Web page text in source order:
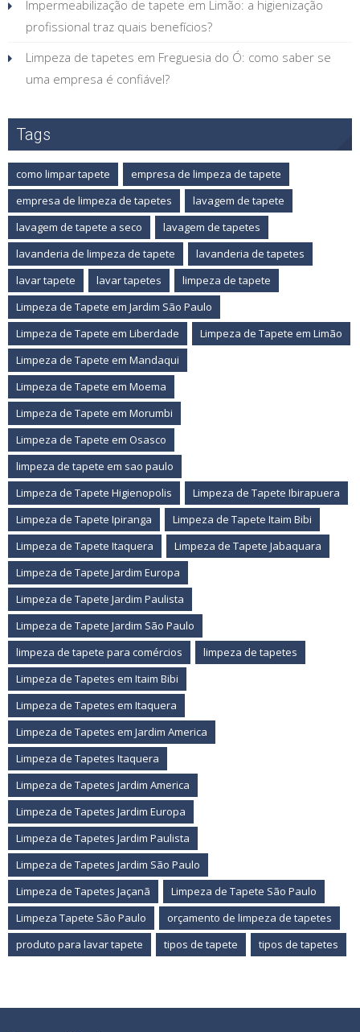
Impermeabilização de tapete em Limão: a higienização
profissional traz quais benefícios?
Limpeza de tapetes em Freguesia do Ó: como saber se
uma empresa é confiável?
Tags
como limpar tapete
empresa de limpeza de tapete
empresa de limpeza de tapetes
lavagem de tapete
lavagem de tapete a seco
lavagem de tapetes
lavanderia de limpeza de tapete
lavanderia de tapetes
lavar tapete
lavar tapetes
limpeza de tapete
Limpeza de Tapete em Jardim São Paulo
Limpeza de Tapete em Liberdade
Limpeza de Tapete em Limão
Limpeza de Tapete em Mandaqui
Limpeza de Tapete em Moema
Limpeza de Tapete em Morumbi
Limpeza de Tapete em Osasco
limpeza de tapete em sao paulo
Limpeza de Tapete Higienopolis
Limpeza de Tapete Ibirapuera
Limpeza de Tapete Ipiranga
Limpeza de Tapete Itaim Bibi
Limpeza de Tapete Itaquera
Limpeza de Tapete Jabaquara
Limpeza de Tapete Jardim Europa
Limpeza de Tapete Jardim Paulista
Limpeza de Tapete Jardim São Paulo
limpeza de tapete para comércios
limpeza de tapetes
Limpeza de Tapetes em Itaim Bibi
Limpeza de Tapetes em Itaquera
Limpeza de Tapetes em Jardim America
Limpeza de Tapetes Itaquera
Limpeza de Tapetes Jardim America
Limpeza de Tapetes Jardim Europa
Limpeza de Tapetes Jardim Paulista
Limpeza de Tapetes Jardim São Paulo
Limpeza de Tapetes Jaçanã
Limpeza de Tapete São Paulo
Limpeza Tapete São Paulo
orçamento de limpeza de tapetes
produto para lavar tapete
tipos de tapete tipos de tapetes